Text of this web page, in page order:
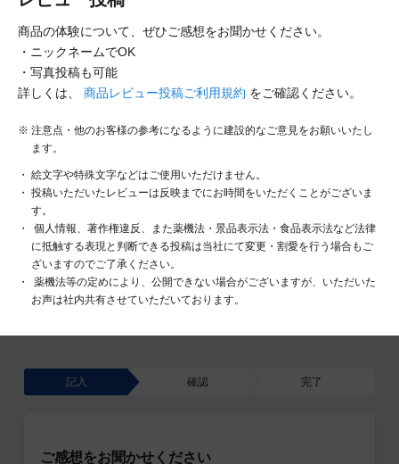
商品の体験について、ぜひご感想をお聞かせください。
・ニックネームでOK
・写真投稿も可能
詳しくは、 商品レビュー投稿ご利用規約 をご確認ください。
注意点・他のお客様の参考になるように建設的なご意見をお願いいたし
ます。
絵文字や特殊文字などはご使用いただけません。
投稿いただいたレビューは反映までにお時間をいただくことがございま
す。
個人情報、著作権違反、また薬機法・景品表示法・食品表示法など法律
に抵触する表現と判断できる投稿は当社にて変更・割愛を行う場合もご
ざいますのでご了承ください。
薬機法等の定めにより、公開できない場合がございますが、いただいた
お声は社内共有させていただいております。
記入 確認 完了
ご感想をお聞かせください